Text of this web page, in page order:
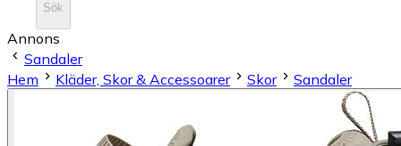
Sök
Annons
Sandaler
Hem
Kläder, Skor & Accessoarer Skor Sandaler